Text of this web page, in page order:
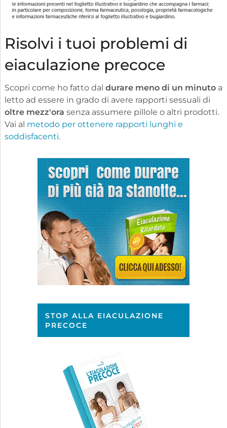
Risolvi i tuoi problemi di
eiaculazione precoce
Scopri come ho fatto dal durare meno di un minutoa
letto ad essere in grado di avere rapporti sessuali di
oltre mezz'ora senza assumere pillole o altri prodotti.
Vai al metodo per ottenere rapporti lunghi e
soddisfacenti.
STOP ALLA EIACULAZIONE
PRECOCE